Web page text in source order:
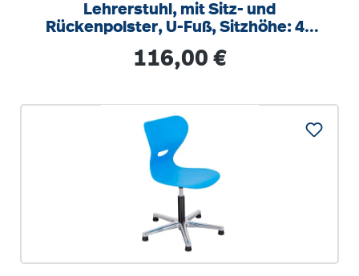
Lehrerstuhl, mit Sitz- und
Rückenpolster, U-Fuß, Sitzhöhe: 46
Regulärer Preis:
116,00 €